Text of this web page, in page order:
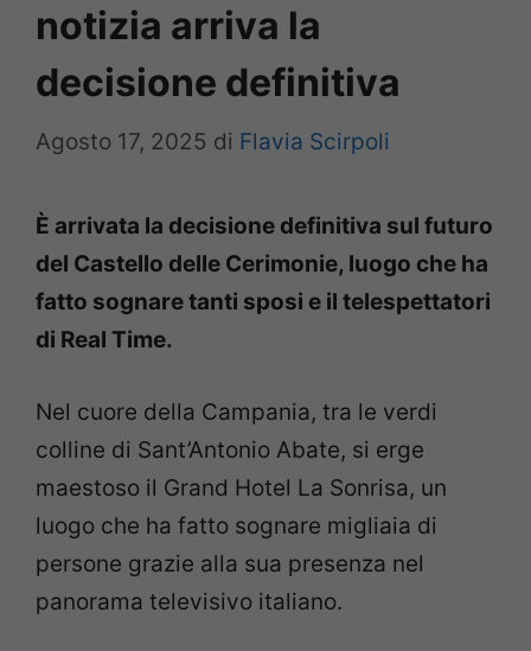
notizia arriva la
decisione definitiva
Agosto 17, 2025 di Flavia Scirpoli
È arrivata la decisione definitiva sul futuro
del Castello delle Cerimonie, luogo che ha
fatto sognare tanti sposi e il telespettatori
di Real Time.
Nel cuore della Campania, tra le verdi
colline di Sant’Antonio Abate, si erge
maestoso il Grand Hotel La Sonrisa, un
luogo che ha fatto sognare migliaia di
persone grazie alla sua presenza nel
panorama televisivo italiano.